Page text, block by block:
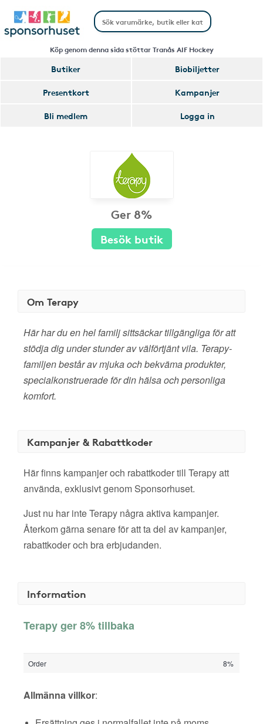
Köp genom denna sida stöttar Tranås AIF Hockey
Butiker
Biobiljetter
Presentkort
Kampanjer
Bli medlem
Logga in
Ger 8%
Besök butik
Om Terapy
Här har du en hel familj sittsäckar tillgängliga för att
stödja dig under stunder av välförtjänt vila. Terapy-
familjen består av mjuka och bekväma produkter,
specialkonstruerade för din hälsa och personliga
komfort.
Kampanjer & Rabattkoder
Här finns kampanjer och rabattkoder till Terapy att
använda, exklusivt genom Sponsorhuset.
Just nu har inte Terapy några aktiva kampanjer.
Återkom gärna senare för att ta del av kampanjer,
rabattkoder och bra erbjudanden.
Information
Terapy ger 8% tillbaka
Order 8%
Allmänna villkor: